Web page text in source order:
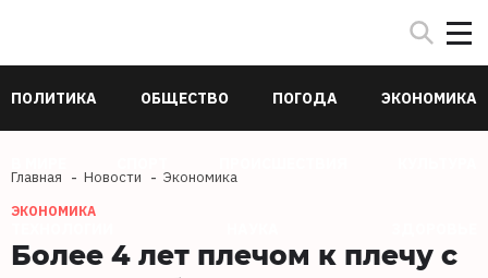
ПОЛИТИКА ОБЩЕСТВО ПОГОДА ЭКОНОМИКА
Главная Новости Экономика
ЭКОНОМИКА
Более 4 лет плечом к плечу с